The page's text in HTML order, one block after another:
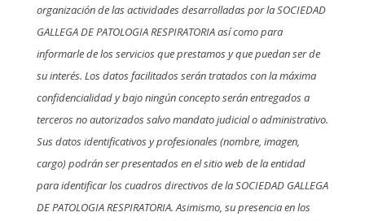
organización de las actividades desarrolladas por la SOCIEDAD
GALLEGA DE PATOLOGIA RESPIRATORIA así como para
informarle de los servicios que prestamos y que puedan ser de
su interés. Los datos facilitados serán tratados con la máxima
confidencialidad y bajo ningún concepto serán entregados a
terceros no autorizados salvo mandato judicial o administrativo.
Sus datos identificativos y profesionales (nombre, imagen,
cargo) podrán ser presentados en el sitio web de la entidad
para identificar los cuadros directivos de la SOCIEDAD GALLEGA
DE PATOLOGIA RESPIRATORIA. Asimismo, su presencia en los